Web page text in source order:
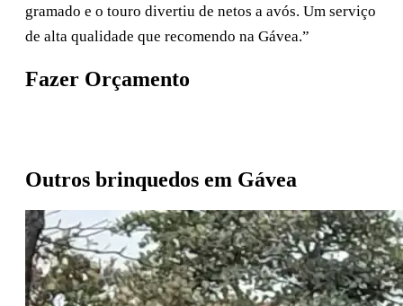
gramado e o touro divertiu de netos a avós. Um serviço
de alta qualidade que recomendo na Gávea.”
Fazer Orçamento
Outros brinquedos em Gávea